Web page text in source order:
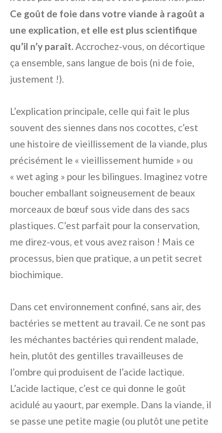
Ce goût de foie dans votre viande à ragoût a
une explication, et elle est plus scientifique
qu’il n’y paraît.Accrochez-vous, on décortique
ça ensemble, sans langue de bois (ni de foie,
justement !).
L’explication principale, celle qui fait le plus
souvent des siennes dans nos cocottes, c’est
une histoire de vieillissement de la viande, plus
précisément le « vieillissement humide » ou
« wet aging » pour les bilingues. Imaginez votre
boucher emballant soigneusement de beaux
morceaux de bœuf sous vide dans des sacs
plastiques. C’est parfait pour la conservation,
me direz-vous, et vous avez raison ! Mais ce
processus, bien que pratique, a un petit secret
biochimique.
Dans cet environnement confiné, sans air, des
bactéries se mettent au travail. Ce ne sont pas
les méchantes bactéries qui rendent malade,
hein, plutôt des gentilles travailleuses de
l’ombre qui produisent de l’acide lactique.
L’acide lactique, c’est ce qui donne le goût
acidulé au yaourt, par exemple. Dans la viande, il
se passe une petite magie (ou plutôt une petite